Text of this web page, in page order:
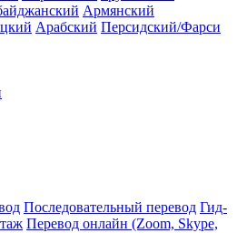
Армянский
Арабский Персидский/Фарси
Последовательный перевод Гид-
Перевод онлайн (Zoom, Skype,